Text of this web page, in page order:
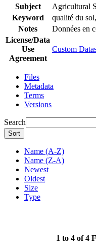
Subject
Agricultural
Keyword
qualité du
Notes
Données en
License/Data
Use
Agreement
Custom
Files
Metadata
Terms
Versions
Search
Sort
Name (A-Z)
Name (Z-A)
Newest
Oldest
Size
Type
1 to 4 of 4